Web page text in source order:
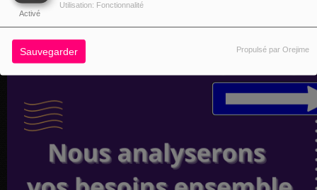
Activé
Utilisation: Fonctionnalité
Sauvegarder Propulsé par Orejime